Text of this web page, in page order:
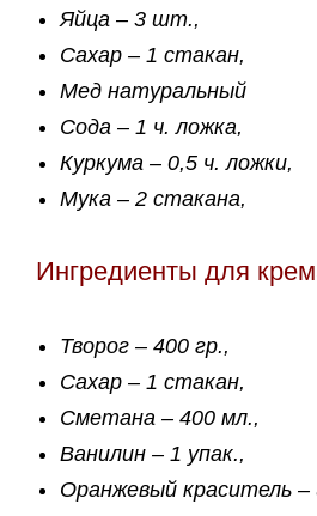
Яйца – 3 шт.,
Сахар – 1 стакан,
Мед натуральный
Сода – 1 ч. ложка,
Куркума – 0,5 ч. ложки,
Мука – 2 стакана,
Ингредиенты для
Творог – 400 гр.,
Сахар – 1 стакан,
Сметана – 400 мл.,
Ванилин – 1 упак.,
Оранжевый краситель